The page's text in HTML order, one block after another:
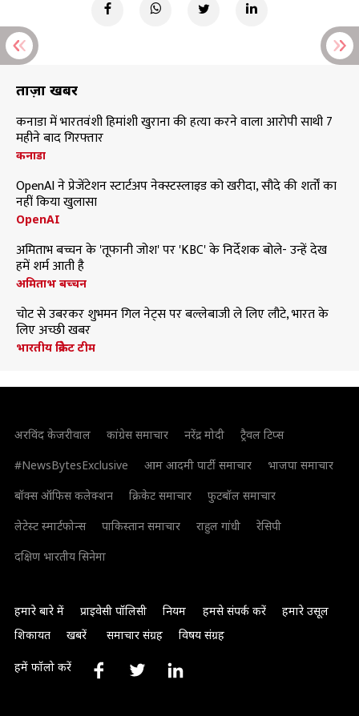
ताज़ा खबरें
कनाडा में भारतवंशी हिमांशी खुराना की हत्या करने वाला आरोपी साथी 7
महीने बाद गिरफ्तार
कनाडा
OpenAI ने प्रेजेंटेशन स्टार्टअप नेक्स्टस्लाइड को खरीदा, सौदे की शर्तों का
नहीं किया खुलासा
OpenAI
अमिताभ बच्चन के 'तूफानी जोश' पर 'KBC' के निर्देशक बोले- उन्हें देख
हमें शर्म आती है
अमिताभ बच्चन
चोट से उबरकर शुभमन गिल नेट्स पर बल्लेबाजी ले लिए लौटे, भारत के
लिए अच्छी खबर
भारतीय क्रिकेट टीम
अरविंद केजरीवाल कांग्रेस समाचार नरेंद्र मोदी
ट्रैवल टिप्स
#NewsBytesExclusive
आम आदमी पार्टी समाचार
भाजपा समाचार
बॉक्स ऑफिस कलेक्शन
क्रिकेट समाचार
फुटबॉल समाचार
लेटेस्ट स्मार्टफोन्स
पाकिस्तान समाचार राहुल गांधी
रेसिपी
दक्षिण भारतीय सिनेमा
हमारे बारे में प्राइवेसी पॉलिसी नियम हमसे संपर्क करें
हमारे उसूल
शिकायत
खबरें समाचार संग्रह विषय संग्रह
हमें फॉलो करें